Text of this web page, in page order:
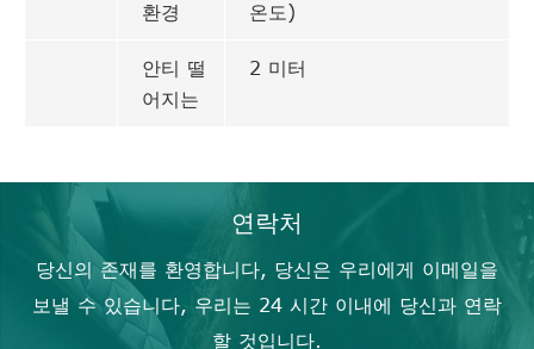
환경
온도)
안티 떨
어지는
2 미터
연락처
당신의 존재를 환영합니다, 당신은 우리에게 이메일을
보낼 수 있습니다, 우리는 24 시간 이내에 당신과 연락
할 것입니다.